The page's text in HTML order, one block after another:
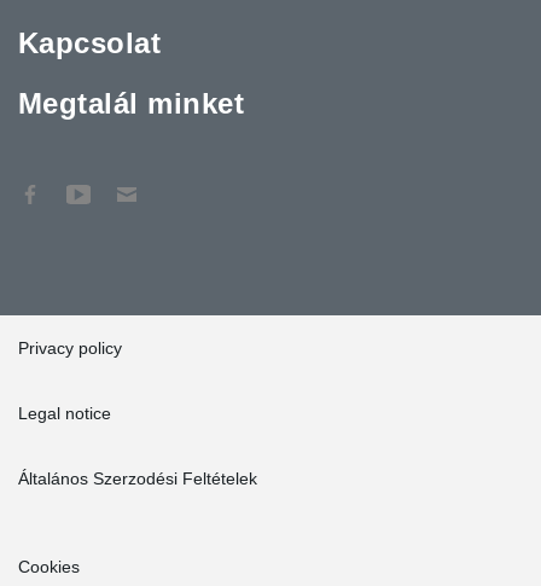
Kapcsolat
Megtalál minket
Privacy policy
Legal notice
Általános Szerzodési Feltételek
Cookies